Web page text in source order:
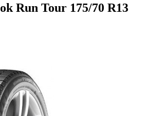
Run Tour 175/70 R13